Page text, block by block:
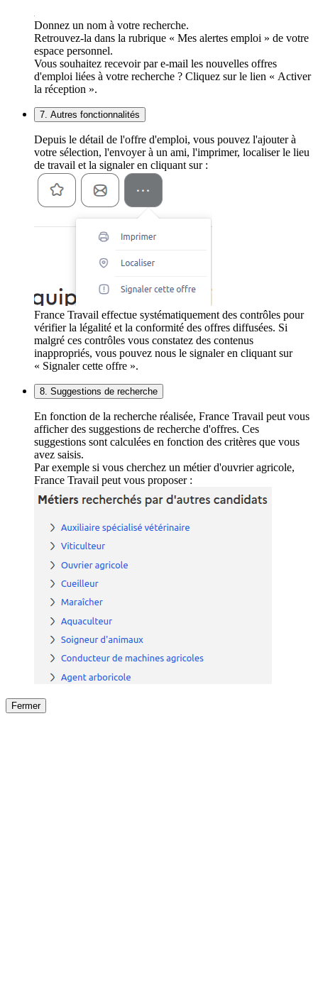
Donnez un nom à votre recherche.
Retrouvez-la dans la rubrique « Mes alertes emploi » de votre
espace personnel.
Vous souhaitez recevoir par e-mail les nouvelles offres
d'emploi liées à votre recherche ? Cliquez sur le lien « Activer
la réception ».
7. Autres fonctionnalités
Depuis le détail de l'offre d'emploi, vous pouvez l'ajouter à
votre sélection, l'envoyer à un ami, l'imprimer, localiser le lieu
de travail et la signaler en cliquant sur :
France Travail effectue systématiquement des contrôles pour
vérifier la légalité et la conformité des offres diffusées. Si
malgré ces contrôles vous constatez des contenus
inappropriés, vous pouvez nous le signaler en cliquant sur
« Signaler cette offre ».
8. Suggestions de recherche
En fonction de la recherche réalisée, France Travail peut vous
afficher des suggestions de recherche d'offres. Ces
suggestions sont calculées en fonction des critères que vous
avez saisis.
Par exemple si vous cherchez un métier d'ouvrier agricole,
France Travail peut vous proposer :
Fermer